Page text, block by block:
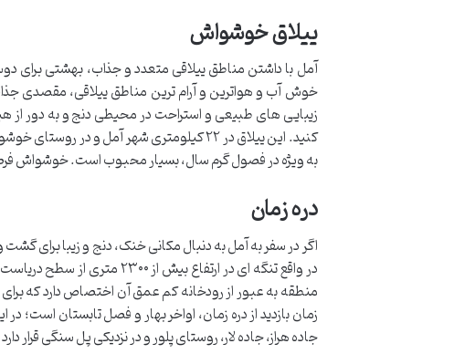
ییلاق خوشواش
آمل با داشتن مناطق ییلاقی متعدد و جذاب، بهشتی برای
خوش آب و هواترین و آرام ترین مناطق ییلاقی، مقصدی
زیبایی های طبیعی و استراحت در محیطی دنج و به دور
کنید. این ییلاق در ۲۲ کیلومتری شهر آمل
به ویژه در فصول گرم سال، بسیار محبوب است. خوشواش
دره زمان
اگر در سفر به آمل به دنبال مکانی خنک، دنج و زیبا برای
در واقع تنگه ای در ارتفاع
منطقه به عبور از رودخانه کم عمق آن اختصاص دارد که
زمان بازدید از دره زمان، اواخر بهار و فصل تابستان است؛
جاده هراز، جاده لار، روستای پلور و در نزدیکی پل سنگی